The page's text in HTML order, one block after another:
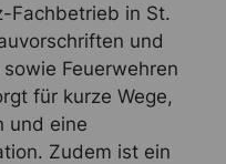
Fachbetrieb in St.
und
Feuerwehren
für kurze Wege,
und eine
Zudem ist ein